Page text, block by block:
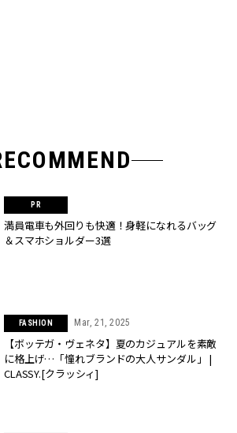
満員電車も外回りも快適！身軽になれるバッグ
＆スマホショルダー3選
FASHION Mar, 21, 2025
【ボッテガ・ヴェネタ】夏のカジュアルを素敵
に格上げ…「憧れブランドの大人サンダル」 |
CLASSY.[クラッシィ]